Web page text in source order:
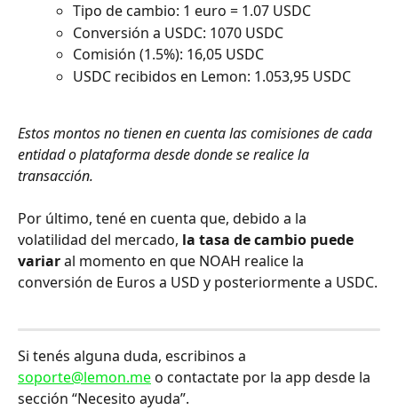
Tipo de cambio: 1 euro = 1.07 USDC
Conversión a USDC: 1070 USDC
Comisión (1.5%): 16,05 USDC
USDC recibidos en Lemon: 1.053,95 USDC
Estos montos no tienen en cuenta las comisiones de cada
entidad o plataforma desde donde se realice la
transacción.
Por último, tené en cuenta que, debido a la
volatilidad del mercado, la tasa de cambio puede
variar al momento en que NOAH realice la
conversión de Euros a USD y posteriormente a USDC.
Si tenés alguna duda, escribinos a
soporte@lemon.me o contactate por la app desde la
sección “Necesito ayuda”.